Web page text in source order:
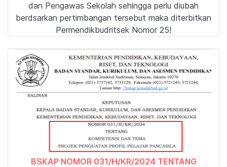
dan Pengawas Sekolah sehingga perlu diubah
berdsarkan pertimbangan tersebut maka diterbitkan
Permendikbudritsek Nomor 25!
BSKAP NOMOR 031/H/KR/2024 TENTANG